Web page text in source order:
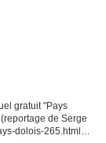
gratuit "Pays
de Serge
dolois-265.html?